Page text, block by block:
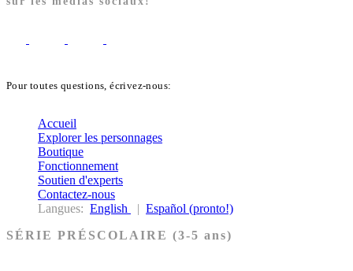
Pour toutes questions, écrivez-nous:
Accueil
Explorer les personnages
Boutique
Fonctionnement
Soutien d'experts
Contactez-nous
Langues: English | Español (pronto!)
SÉRIE PRÉSCOLAIRE (3-5 ans)